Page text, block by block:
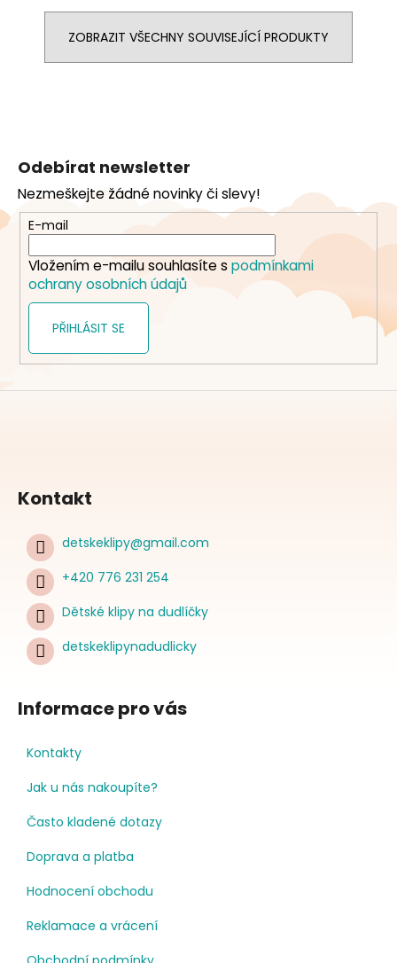
ZOBRAZIT VŠECHNY SOUVISEJÍCÍ PRODUKTY
a
t
Odebírat newsletter
Nezmeškejte žádné novinky či slevy!
E-mail
Vložením e-mailu souhlasíte s podmínkami
ochrany osobních údajů
PŘIHLÁSIT SE
Kontakt
detskeklipy@gmail.com
+420 776 231 254
Dětské klipy na dudlíčky
detskeklipynadudlicky
Informace pro vás
Kontakty
Jak u nás nakoupíte?
Často kladené dotazy
Doprava a platba
Hodnocení obchodu
Reklamace a vrácení